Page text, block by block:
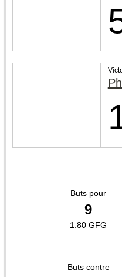
Buts pour
9
1.80 GFG
Buts contre